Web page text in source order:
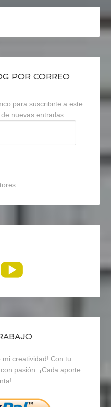
POR CORREO
para suscribirte a este
nuevas entradas.
Ver
mi creatividad! Con tu
pasión. ¡Cada aporte